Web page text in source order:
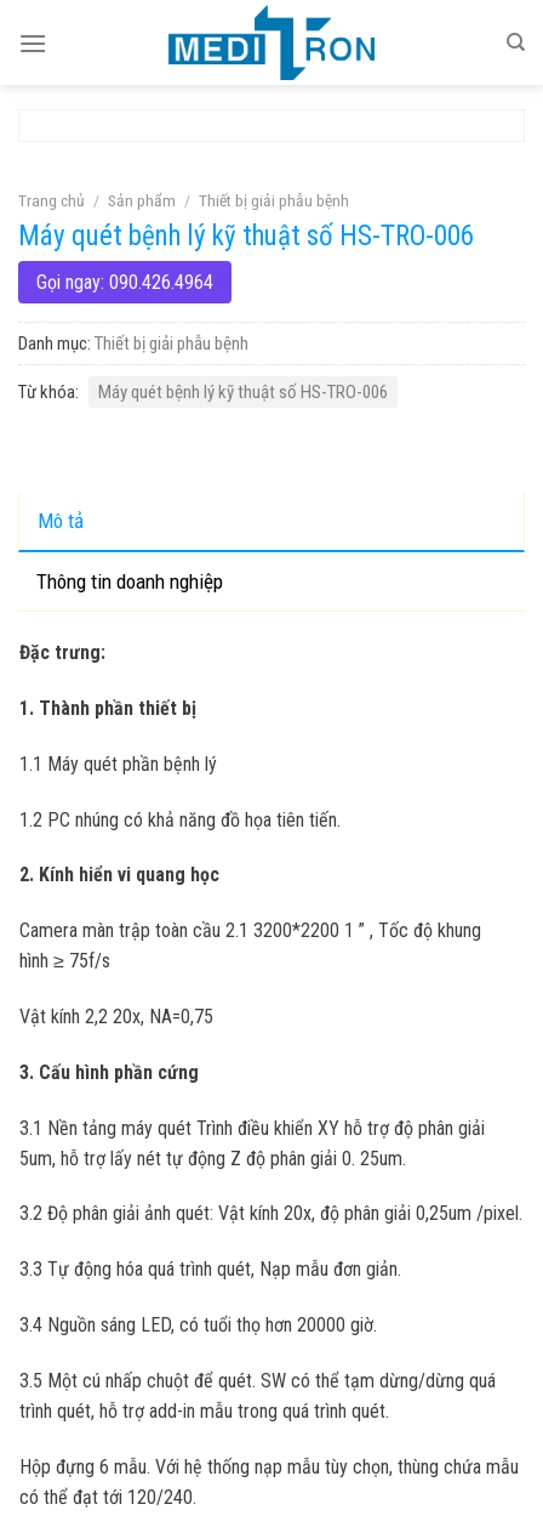
Trang chủ / Sản phẩm / Thiết bị giải phẫu bệnh
Máy quét bệnh lý kỹ thuật số HS-TRO-006
Gọi ngay: 090.426.4964
Danh mục: Thiết bị giải phẫu bệnh
Từ khóa: Máy quét bệnh lý kỹ thuật số HS-TRO-006
Mô tả
Thông tin doanh nghiệp
Đặc trưng:
1. Thành phần thiết bị
1.1 Máy quét phần bệnh lý
1.2 PC nhúng có khả năng đồ họa tiên tiến.
2. Kính hiển vi quang học
Camera màn trập toàn cầu 2.1 3200*2200 1 ” , Tốc độ khung
hình ≥ 75f/s
Vật kính 2,2 20x, NA=0,75
3. Cấu hình phần cứng
3.1 Nền tảng máy quét Trình điều khiển XY hỗ trợ độ phân giải
5um, hỗ trợ lấy nét tự động Z độ phân giải 0. 25um.
3.2 Độ phân giải ảnh quét: Vật kính 20x, độ phân giải 0,25um /pixel.
3.3 Tự động hóa quá trình quét, Nạp mẫu đơn giản.
3.4 Nguồn sáng LED, có tuổi thọ hơn 20000 giờ.
3.5 Một cú nhấp chuột để quét. SW có thể tạm dừng/dừng quá
trình quét, hỗ trợ add-in mẫu trong quá trình quét.
Hộp đựng 6 mẫu. Với hệ thống nạp mẫu tùy chọn, thùng chứa mẫu
có thể đạt tới 120/240.